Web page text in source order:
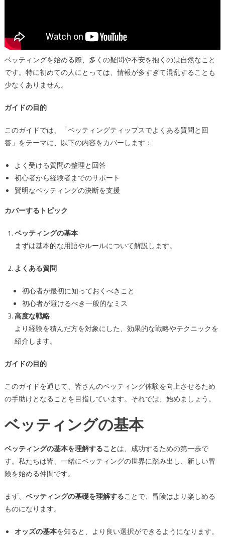
プ
ス
で
よ
問
と
は
ベッティングを始める際、多くの疑問や不安を抱くのは自然なこと
です。特に初めての人にとっては、情報が多すぎて混乱することも
少なくありません。
ガイドの目的
このガイドでは、「ベッティングティップスでよくある質問と回
答」をテーマに、以下の内容をカバーします：
よく受ける質問の整理と回答
初心者から経験者までのサポート
賢明なベッティングの決断を支援
カバーするトピック
ベッティングの基本
まずは基本的な用語やルールについて解説します。
よくある質問
初心者が最初に知っておくべきこと
初心者が避けるべき一般的なミス
高度な戦略
より経験を積んだ方を対象にした、効果的な戦略やテクニックを
紹介します。
ガイドの目的
このガイドを通じて、皆さんのベッティング体験を向上させるため
の手助けとなることを目指しています。それでは、始めましょう。
ベッティングの基本
ベッティングの基本を理解することは、成功するための第一歩で
す。私たちは皆、一緒にベッティングの世界に踏み出し、新しい冒
険を始める仲間です。
まず、 ベッティングの基礎を理解することで、冒険はより楽しめる
ものになります。
オッズの基本を知ると、より良い選択ができるようになります。